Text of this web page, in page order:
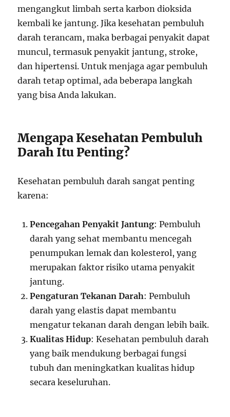
mengangkut limbah serta karbon dioksida
kembali ke jantung. Jika kesehatan pembuluh
darah terancam, maka berbagai penyakit dapat
muncul, termasuk penyakit jantung, stroke,
dan hipertensi. Untuk menjaga agar pembuluh
darah tetap optimal, ada beberapa langkah
yang bisa Anda lakukan.
Mengapa Kesehatan Pembuluh
Darah Itu Penting?
Kesehatan pembuluh darah sangat penting
karena:
Pencegahan Penyakit Jantung: Pembuluh
darah yang sehat membantu mencegah
penumpukan lemak dan kolesterol, yang
merupakan faktor risiko utama penyakit
jantung.
Pengaturan Tekanan Darah: Pembuluh
darah yang elastis dapat membantu
mengatur tekanan darah dengan lebih baik.
Kualitas Hidup: Kesehatan pembuluh darah
yang baik mendukung berbagai fungsi
tubuh dan meningkatkan kualitas hidup
secara keseluruhan.